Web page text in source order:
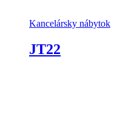
Kancelársky nábytok
JT22